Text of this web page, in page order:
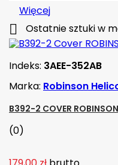
Więcej
 Ostatnie sztuki w
Indeks: 3AEE-352AB
Marka: Robinson
B392-2 COVER
(0)